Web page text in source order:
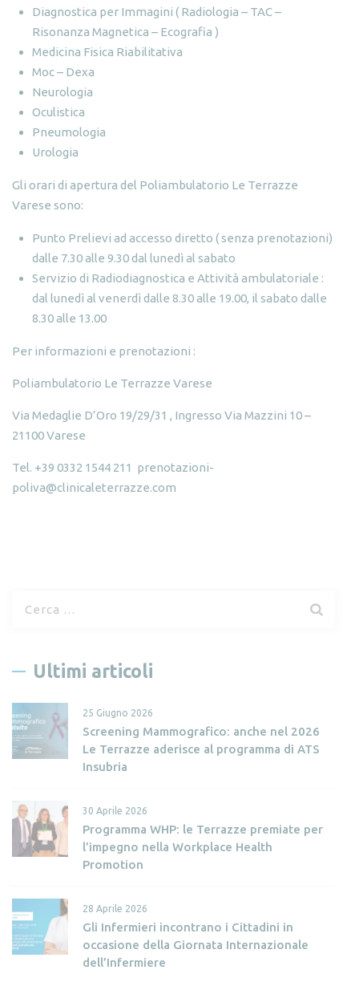
Diagnostica per Immagini ( Radiologia – TAC –
Risonanza Magnetica – Ecografia )
Medicina Fisica Riabilitativa
Moc – Dexa
Neurologia
Oculistica
Pneumologia
Urologia
Gli orari di apertura del Poliambulatorio Le Terrazze
Varese sono:
Punto Prelievi ad accesso diretto ( senza prenotazioni)
dalle 7.30 alle 9.30 dal lunedì al sabato
Servizio di Radiodiagnostica e Attività ambulatoriale :
dal lunedì al venerdì dalle 8.30 alle 19.00, il sabato dalle
8.30 alle 13.00
Per informazioni e prenotazioni :
Poliambulatorio Le Terrazze Varese
Via Medaglie D’Oro 19/29/31 , Ingresso Via Mazzini 10 –
21100 Varese
Tel. +39 0332 1544 211 prenotazioni-
poliva@clinicaleterrazze.com
c
a
p
e
:
Ultimi articoli
25 Giugno 2026
Screening Mammografico: anche nel 2026
Le Terrazze aderisce al programma di ATS
Insubria
30 Aprile 2026
Programma WHP: le Terrazze premiate per
l’impegno nella Workplace Health
Promotion
28 Aprile 2026
Gli Infermieri incontrano i Cittadini in
occasione della Giornata Internazionale
dell’Infermiere